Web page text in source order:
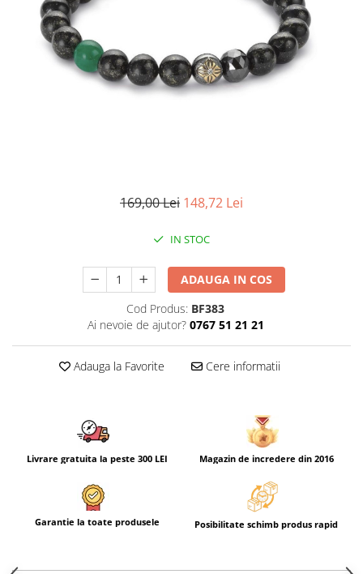
CERCEI
CEASURI DAMA
169,00 Lei 148,72 Lei
IN STOC
ADAUGA IN COS
Cod Produs: BF383
Ai nevoie de ajutor? 0767 51 21 21
Adauga la Favorite Cere informatii
Livrare gratuita la peste 300 LEI Magazin de incredere din 2016
Garantie la toate produsele Posibilitate schimb produs rapid